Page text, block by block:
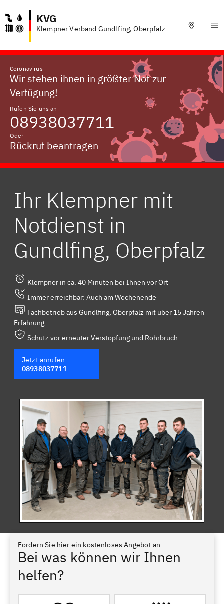
KVG
Klempner Verband Gundlfing, Oberpfalz
Coronavirus
Wir stehen ihnen in größter Not zur
Verfügung!
Rufen Sie uns an
08938037711
Oder
Rückruf beantragen
Ihr Klempner mit
Notdienst in
Gundlfing, Oberpfalz
Klempner in ca. 40 Minuten bei Ihnen vor Ort
Immer erreichbar: Auch am Wochenende
Fachbetrieb aus Gundlfing, Oberpfalz mit über 15 Jahren
Erfahrung
Schutz vor erneuter Verstopfung und Rohrbruch
Jetzt anrufen
08938037711
Fordern Sie hier ein kostenloses Angebot an
Bei was können wir Ihnen
helfen?